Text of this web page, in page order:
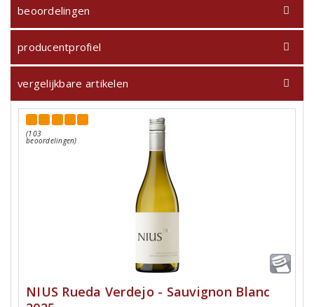
beoordelingen
producentprofiel
vergelijkbare artikelen
(103
beoordelingen)
NIUS Rueda Verdejo - Sauvignon Blanc